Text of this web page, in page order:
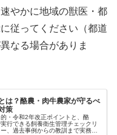
やかに地域の獣医・都
従ってください（都道
なる場合がありま
は？酪農・肉牛農家が守るべ
策
・令和2年改正ポイントと、酪
行できる飼養衛生管理チェックリ
、過去事例からの教訓まで実務的